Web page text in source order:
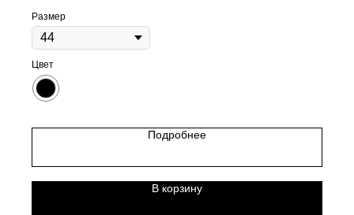
Размер
Цвет
Подробнее
В корзину